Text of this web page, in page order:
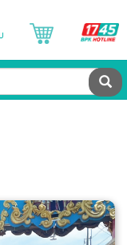
ค้น